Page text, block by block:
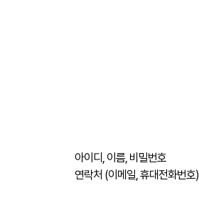
아이디, 이름, 비밀번호
연락처 (이메일, 휴대전화번호)